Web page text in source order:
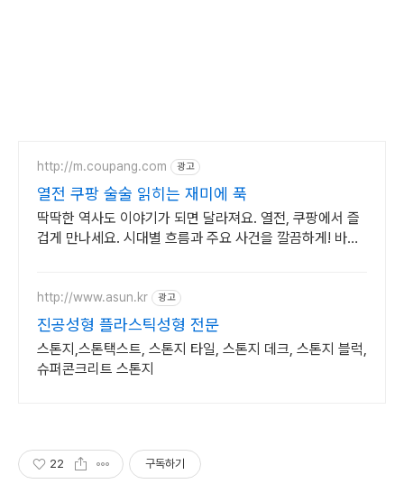
http://m.coupang.com 광고
열전 쿠팡 술술 읽히는 재미에 푹
딱딱한 역사도 이야기가 되면 달라져요. 열전, 쿠팡에서 즐
겁게 만나세요. 시대별 흐름과 주요 사건을 깔끔하게! 바쁜
http://www.asun.kr 광고
진공성형 플라스틱성형 전문
스톤지,스톤택스트, 스톤지 타일, 스톤지 데크, 스톤지 블럭,
슈퍼콘크리트 스톤지
22 구독하기